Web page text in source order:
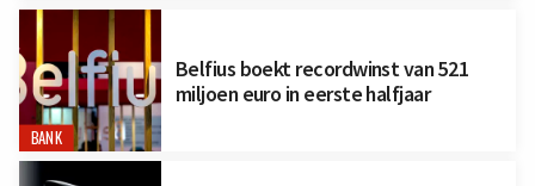
BANK
Belfius boekt recordwinst van 521
miljoen euro in eerste halfjaar